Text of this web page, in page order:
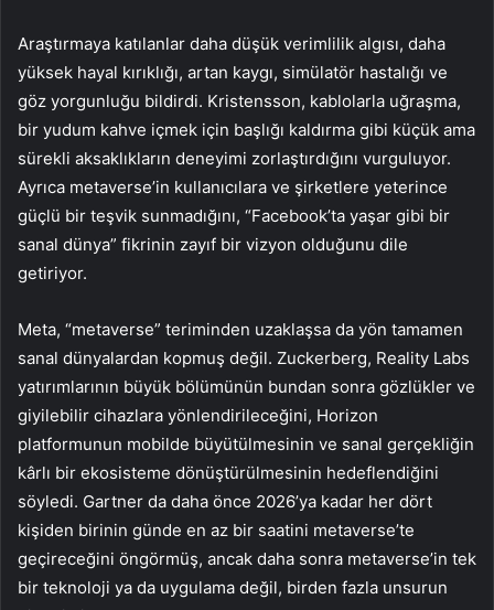
Araştırmaya katılanlar daha düşük verimlilik algısı, daha
yüksek hayal kırıklığı, artan kaygı, simülatör hastalığı ve
göz yorgunluğu bildirdi. Kristensson, kablolarla uğraşma,
bir yudum kahve içmek için başlığı kaldırma gibi küçük ama
sürekli aksaklıkların deneyimi zorlaştırdığını vurguluyor.
Ayrıca metaverse’in kullanıcılara ve şirketlere yeterince
güçlü bir teşvik sunmadığını, “Facebook’ta yaşar gibi bir
sanal dünya” fikrinin zayıf bir vizyon olduğunu dile
getiriyor.
Meta, “metaverse” teriminden uzaklaşsa da yön tamamen
sanal dünyalardan kopmuş değil. Zuckerberg, Reality Labs
yatırımlarının büyük bölümünün bundan sonra gözlükler ve
giyilebilir cihazlara yönlendirileceğini, Horizon
platformunun mobilde büyütülmesinin ve sanal gerçekliğin
kârlı bir ekosisteme dönüştürülmesinin hedeflendiğini
söyledi. Gartner da daha önce 2026’ya kadar her dört
kişiden birinin günde en az bir saatini metaverse’te
geçireceğini öngörmüş, ancak daha sonra metaverse’in tek
bir teknoloji ya da uygulama değil, birden fazla unsurun